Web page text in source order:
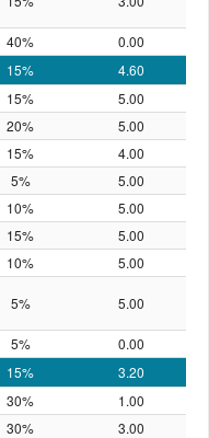
40%
0.00
15%
4.60
15%
5.00
20%
5.00
15%
4.00
5%
5.00
10%
5.00
15%
5.00
10%
5.00
5% 5.00
5%
0.00
15%
3.20
30%
1.00
30%
3.00